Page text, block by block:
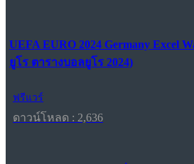
UEFA EURO 2024 Germany Excel
ยูโร ตารางบอลยูโร 2024)
ฟรีแวร์
ดาวน์โหลด : 2,636